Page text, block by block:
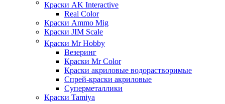
Краски AK Interactive
Real Color
Краски Ammo Mig
Краски JIM Scale
Краски Mr Hobby
Везеринг
Краски Mr Color
Краски акриловые водорастворимые
Спрей-краски акриловые
Суперметаллики
Краски Tamiya